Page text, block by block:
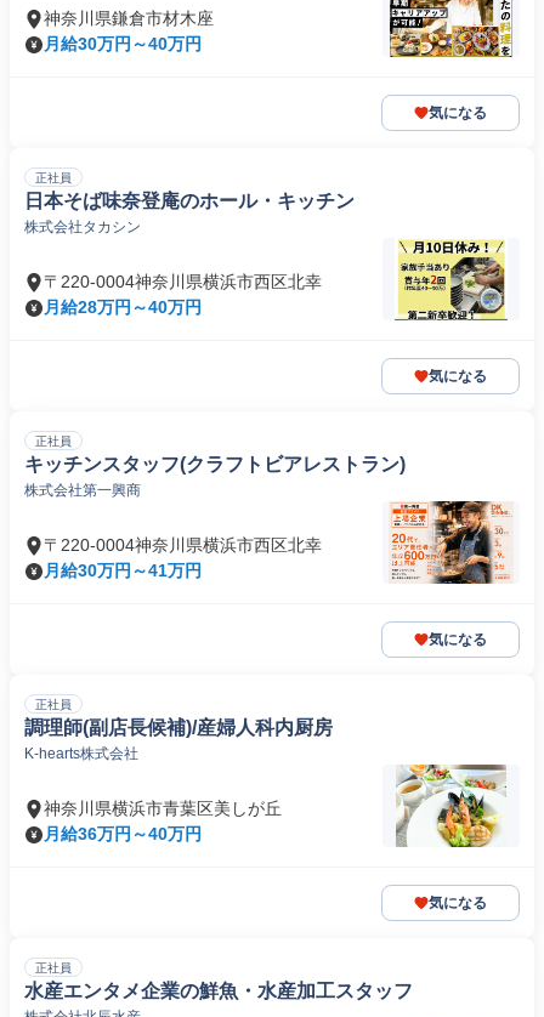
神奈川県鎌倉市材木座
月給30万円～40万円
気になる
正社員
日本そば味奈登庵のホール・キッチン
株式会社タカシン
〒220-0004神奈川県横浜市西区北幸
月給28万円～40万円
気になる
正社員
キッチンスタッフ(クラフトビアレストラン)
株式会社第一興商
〒220-0004神奈川県横浜市西区北幸
月給30万円～41万円
気になる
正社員
調理師(副店長候補)/産婦人科内厨房
K-hearts株式会社
神奈川県横浜市青葉区美しが丘
月給36万円～40万円
気になる
正社員
水産エンタメ企業の鮮魚・水産加工スタッフ